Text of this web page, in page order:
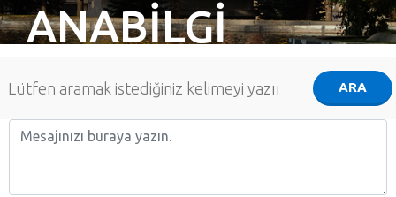
ANABİLGİ